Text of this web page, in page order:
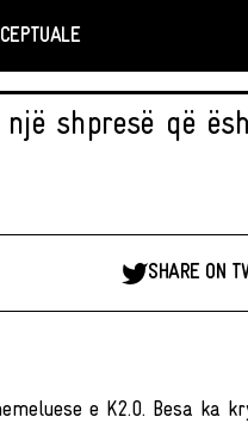
shpresë që
SHARE ON
e K2.0. Besa ka